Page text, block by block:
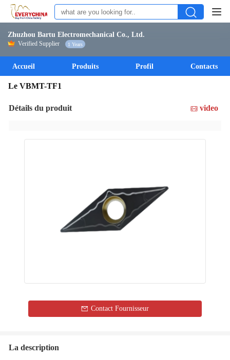
Zhuzhou Bartu Electromechanical Co., Ltd.
Verified Supplier 1 Years
Accueil Produits Profil Contacts
Le VBMT-TF1
Détails du produit video
Contact Fournisseur
La description